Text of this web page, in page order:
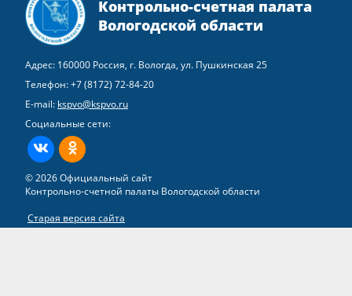
Контрольно-счетная палата
Вологодской области
Адрес: 160000 Россия, г. Вологда, ул. Пушкинская 25
Телефон:+7 (8172) 72-84-20
E-mail: kspvo@kspvo.ru
Социальные сети:
ВКонтактеОдноклассники
© 2026 Официальный сайт
Контрольно-счетной палаты Вологодской области
Старая версия сайта